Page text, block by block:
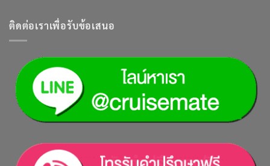
ติดต่อเราเพื่อรับข้อเสนอ